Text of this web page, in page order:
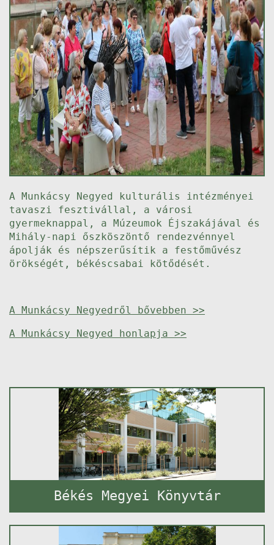
A Munkácsy Negyed kulturális intézményei
tavaszi fesztivállal, a városi
gyermeknappal, a Múzeumok Éjszakájával és
Mihály-napi őszköszöntő rendezvénnyel
ápolják és népszerűsítik a festőművész
örökségét, békéscsabai kötődését.
A Munkácsy Negyedről bővebben >>
A Munkácsy Negyed honlapja >>
Békés Megyei Könyvtár